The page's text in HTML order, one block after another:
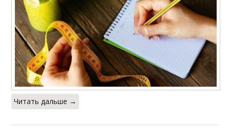
Читать дальше →